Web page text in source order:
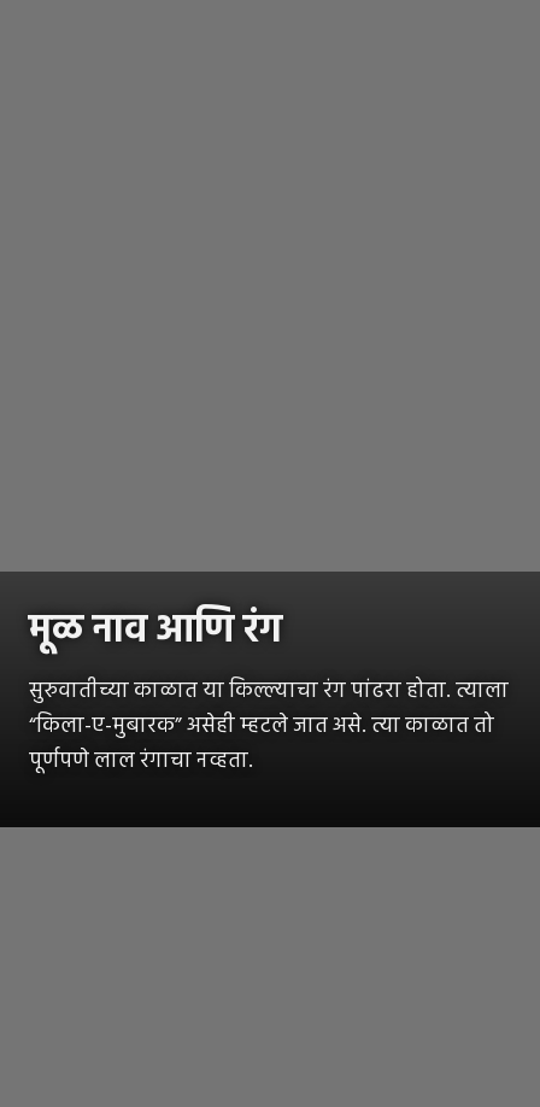
मूळ नाव आणि रंग
सुरुवातीच्या काळात या किल्ल्याचा रंग पांढरा होता. त्याला
“किला-ए-मुबारक” असेही म्हटले जात असे. त्या काळात तो
पूर्णपणे लाल रंगाचा नव्हता.